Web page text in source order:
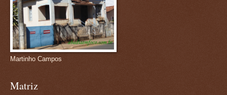
Martinho Campos
Matriz